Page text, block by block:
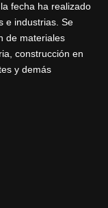
fecha ha realizado
e industrias. Se
de materiales
construcción en
y demás